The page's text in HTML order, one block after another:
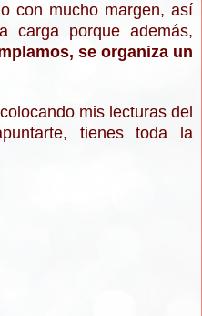
con mucho margen, así
carga porque además,
lamos, se organiza un
mis lecturas del
tienes toda la